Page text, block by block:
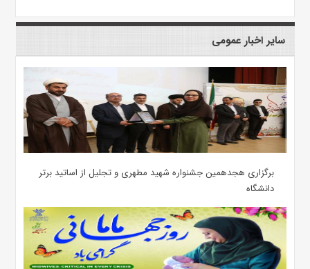
سایر اخبار عمومی
برگزاری هجدهمین جشنواره شهید مطهری و تجلیل از اساتید برتر
دانشگاه